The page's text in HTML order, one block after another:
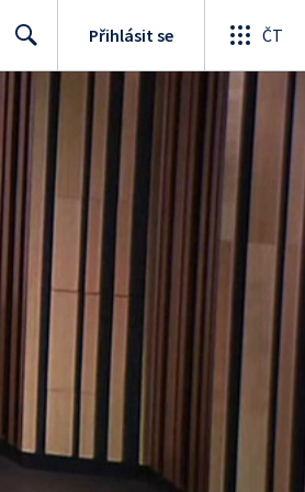
Search
Přihlásit se ČT